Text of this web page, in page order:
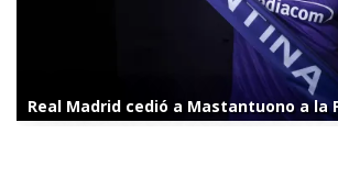
Real Madrid cedió a Mastantuono a la